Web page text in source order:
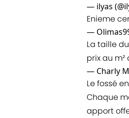
— ilyas
Enieme
—
La taille
prix au
— Charly
Le fossé
Chaque
apport